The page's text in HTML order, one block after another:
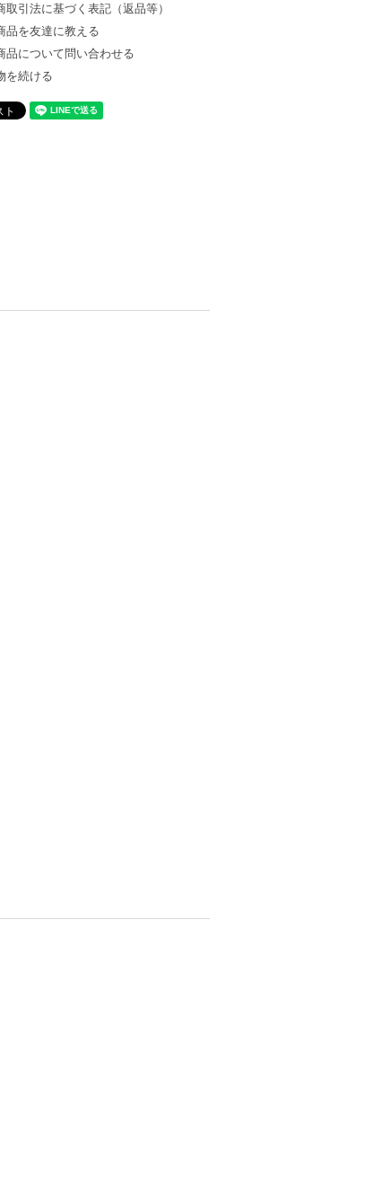
取引法に基づく表記（返品等）
品を友達に教える
品について問い合わせる
を続ける